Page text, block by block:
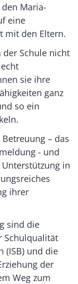
Maria-
eine
mit den Eltern.
der Schule nicht
sie ihre
ganz
so ein
– das
- und
in
ihrer
sind die
Schulqualität
(ISB) und die
der
Weg zum